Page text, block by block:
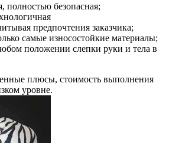
полностью безопасная;
предпочтения заказчика;
самые износостойкие материалы;
положении слепки руки и тела в
плюсы, стоимость выполнения
уровне.